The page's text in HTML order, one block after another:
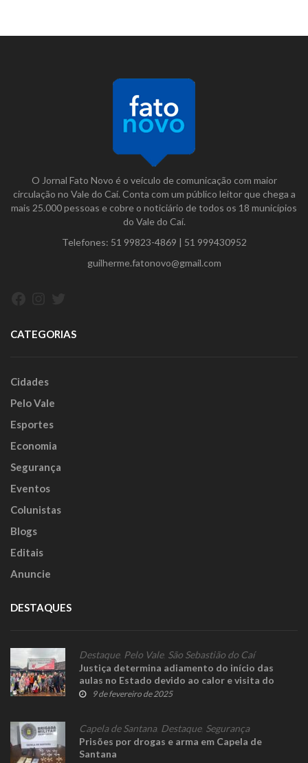
O Jornal Fato Novo é o veículo de comunicação com maior
circulação no Vale do Caí. Conta com um público leitor que chega a
mais 25.000 pessoas e cobre o noticiário de todos os 18 municípios
do Vale do Caí.
Telefones: 51 99823-4869 | 51 999430952
guilherme.fatonovo@gmail.com
CATEGORIAS
Cidades
Pelo Vale
Esportes
Economia
Segurança
Eventos
Colunistas
Blogs
Editais
Anuncie
DESTAQUES
Destaque, Pelo Vale, São Sebastião do Caí
Justiça determina adiamento do início das
aulas no Estado devido ao calor e visita do
governador ao Caí pode ser adiada
9 de fevereiro de 2025
Capela de Santana, Destaque, Segurança
Prisões por drogas e arma em Capela de
Santana